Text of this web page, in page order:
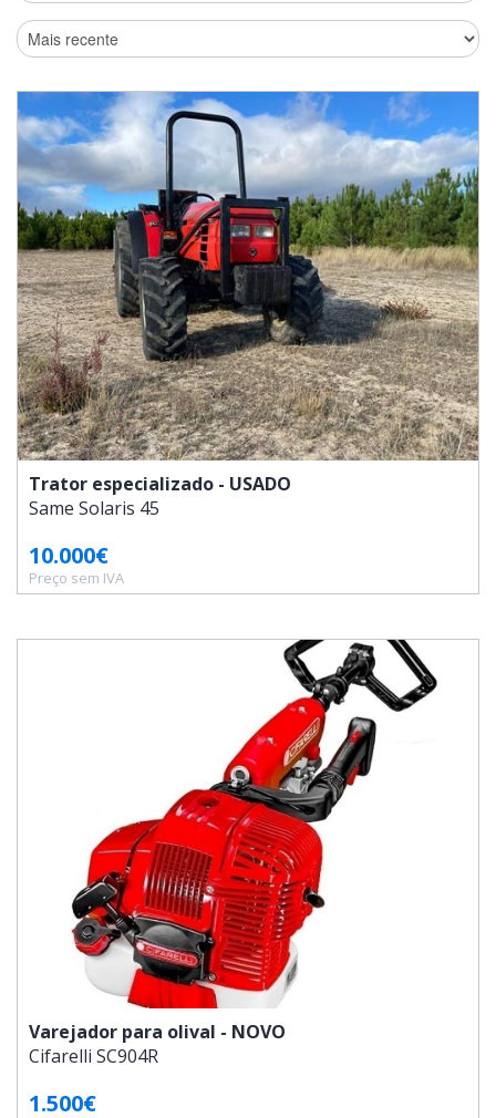
Trator especializado - USADO
Same Solaris 45
10.000€
Preço sem IVA
Varejador para olival - NOVO
Cifarelli SC904R
1.500€